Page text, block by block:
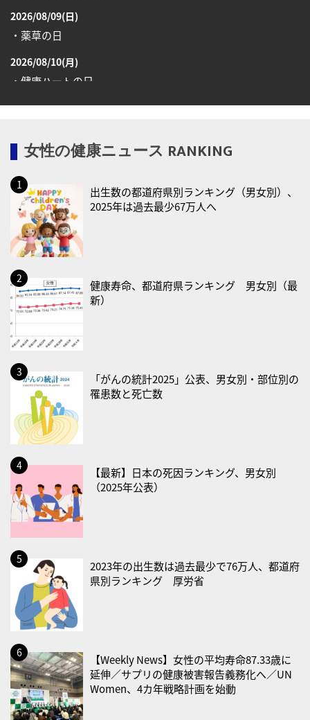
2026/08/09(日)
・薬草の日
2026/08/10(月)
・健康ハートの日
・育児の日
2026/08/13(木)
・一汁三菜の日
2026/08/17(月)
・減塩の日
・防犯の日
2026/08/19(水)
・世界人道デー
・食育の日
2026/08/21(金)
・治療アプリの日
・献血の日
2026/08/22(土)
・禁煙の日
2026/08/23(日)
・不眠の日
・乳酸菌の日
2026/08/25(火)
・いたわり肌の日
2026/08/26(水)
・風呂の日
2026/08/29(土)
・筋肉強化の日
2026/08/30(日)
・ＥＰＡの日
女性の健康ニュース RANKING
出生数の都道府県別ランキング（男女別）、
2025年は過去最少67万人へ
健康寿命、都道府県ランキング 男女別（最
新）
「がんの統計2025」公表、男女別・部位別の
罹患数と死亡数
【最新】日本の死因ランキング、男女別
（2025年公表）
2023年の出生数は過去最少で76万人、都道府
県別ランキング 厚労省
【Weekly News】女性の平均寿命87.33歳に
延伸／サプリの健康被害報告義務化へ／UN
Women、4カ年戦略計画を始動